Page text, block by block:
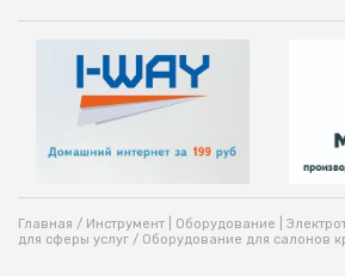
Главная / Инструмент | Оборудование |
для сферы услуг / Оборудование для салонов